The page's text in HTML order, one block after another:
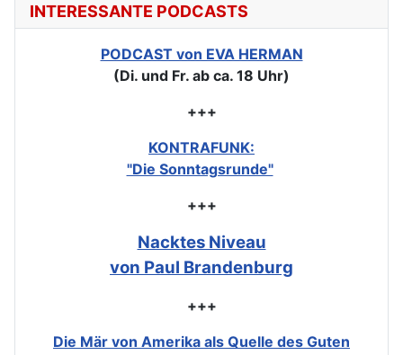
INTERESSANTE PODCASTS
PODCAST von EVA HERMAN
(Di. und Fr. ab ca. 18 Uhr)
+++
KONTRAFUNK:
"Die Sonntagsrunde"
+++
Nacktes Niveau
von Paul Brandenburg
+++
Die Mär von Amerika als Quelle des Guten